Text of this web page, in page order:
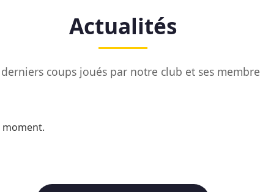
Actualités
derniers coups joués par notre club et ses